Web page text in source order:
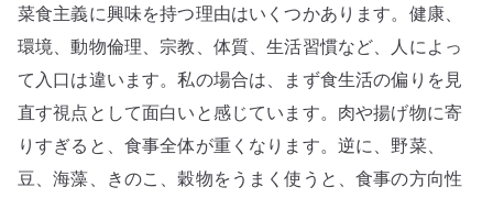
菜食主義に興味を持つ理由はいくつかあります。健康、
環境、動物倫理、宗教、体質、生活習慣など、人によっ
て入口は違います。私の場合は、まず食生活の偏りを見
直す視点として面白いと感じています。肉や揚げ物に寄
りすぎると、食事全体が重くなります。逆に、野菜、
豆、海藻、きのこ、穀物をうまく使うと、食事の方向性